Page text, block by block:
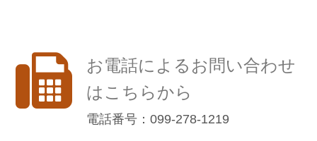
お電話によるお問い合わせ
はこちらから
電話番号：099-278-1219